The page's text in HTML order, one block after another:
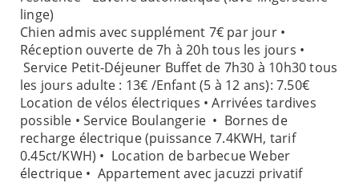
linge)
Chien admis avec supplément 7€ par jour •
Réception ouverte de 7h à 20h tous les jours •
Service Petit-Déjeuner Buffet de 7h30 à 10h30 tous
les jours adulte : 13€ /Enfant (5 à 12 ans): 7.50€
Location de vélos électriques • Arrivées tardives
possible • Service Boulangerie • Bornes de
recharge électrique (puissance 7.4KWH, tarif
0.45ct/KWH) • Location de barbecue Weber
électrique • Appartement avec jacuzzi privatif